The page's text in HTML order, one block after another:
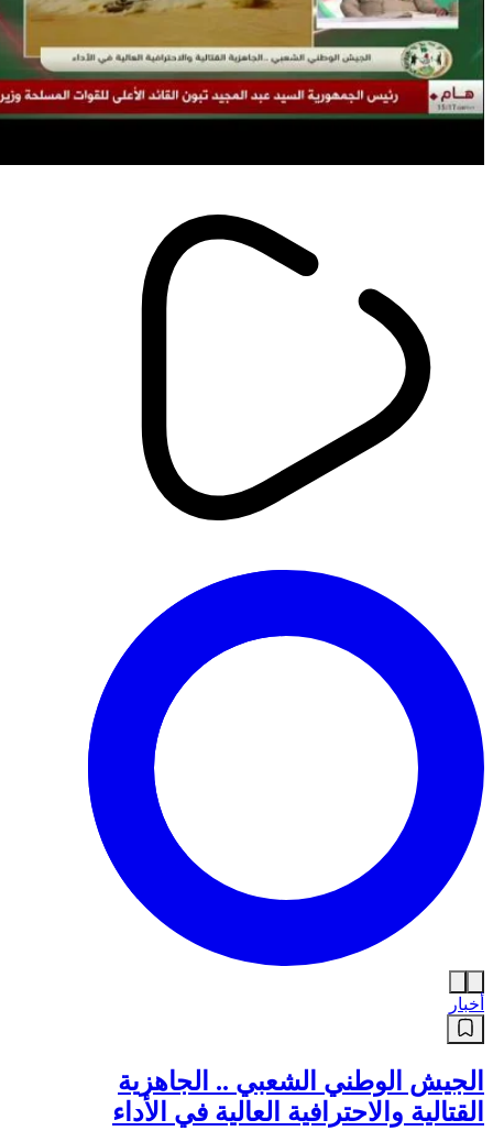
أخبار
الجيش الوطني الشعبي .. الجاهزية
القتالية والاحترافية العالية في الأداء